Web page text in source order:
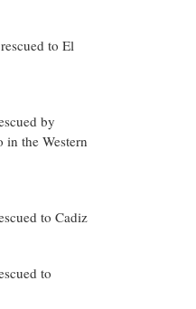
to El
by
the Western
to Cadiz
to